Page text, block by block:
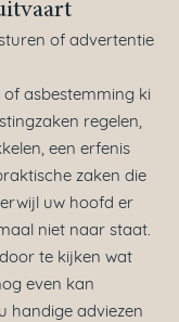
of advertentie
of asbestemming ki
regelen,
een erfenis
zaken die
uw hoofd er
niet naar staat.
te kijken wat
even kan
handige adviezen